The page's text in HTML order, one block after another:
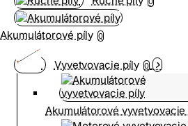
Akumulátorové píly 0
Vyvetvovacie píly 0
Akumulátorové